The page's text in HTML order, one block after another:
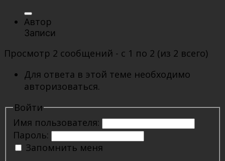
Автор
Записи
Просмотр 2 сообщений - с 1 по 2 (из 2 всего)
Для ответа в этой теме необходимо
авторизоваться.
Войти
Имя пользователя:
Пароль:
Запомнить меня